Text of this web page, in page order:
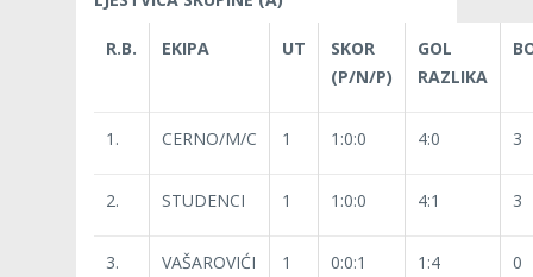
R.B. EKIPA UT
SKOR
(P/N/P)
GOL
RAZLIKA
1. CERNO/M/C 1 1:0:0 4:0 3
2. STUDENCI 1 1:0:0 4:1 3
3.
VAŠAROVIĆI
1 0:0:1 1:4 0